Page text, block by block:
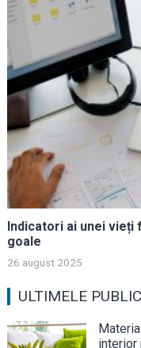
Indicatori ai unei
goale
26 august 2025
ULTIMELE
interior